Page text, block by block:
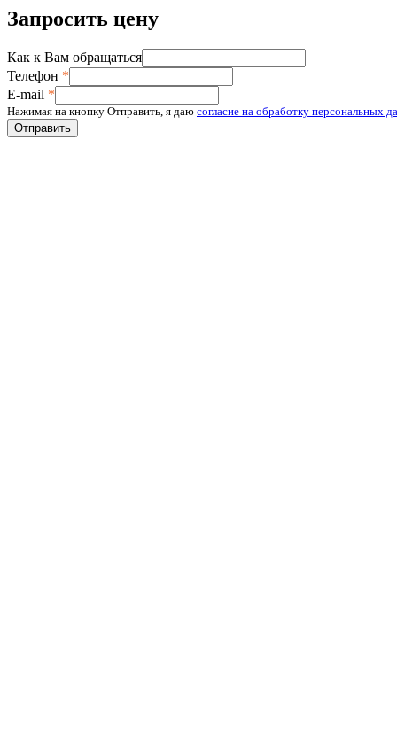
Запросить цену
Как к Вам обращаться
Телефон *
E-mail *
Нажимая на кнопку Отправить, я даю согласие на обработку персональных
Отправить